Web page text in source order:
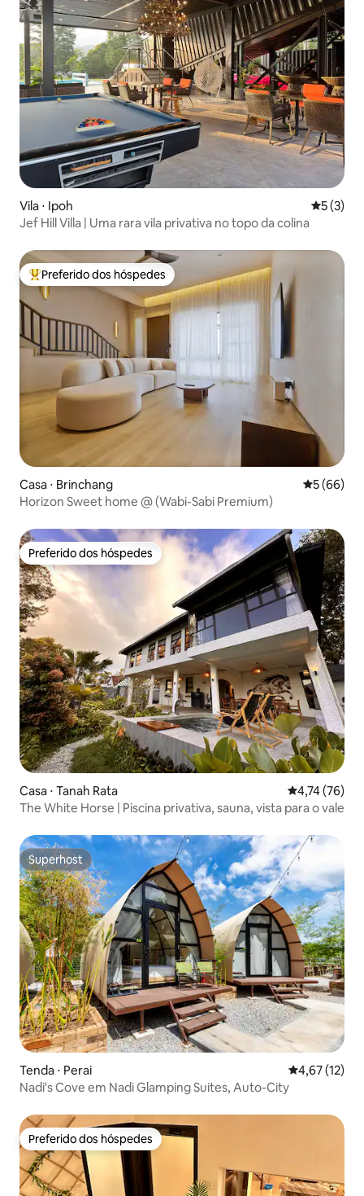
Vila ⋅ Ipoh 5 de
5 (3)
Jef Hill Villa | Uma rara vila privativa no topo da colina
Entre os melhores preferidos dos hóspedes
Preferido dos hóspedes
Casa ⋅ Brinchang 5 de uma
5 (66)
Horizon Sweet home @ (Wabi-Sabi Premium)
Preferido dos hóspedes
Preferido dos hóspedes
Casa ⋅ Tanah Rata 4,74 de uma
4,74 (76)
The White Horse | Piscina privativa, sauna, vista para o vale
Superhost
Superhost
Tenda ⋅ Perai 4,67 de uma
4,67 (12)
Nadi's Cove em Nadi Glamping Suites, Auto-City
Preferido dos hóspedes
Preferido dos hóspedes